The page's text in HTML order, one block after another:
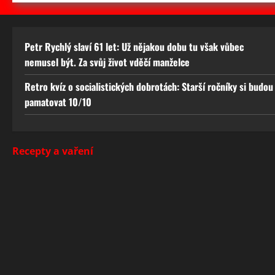
Petr Rychlý slaví 61 let: Už nějakou dobu tu však vůbec
nemusel být. Za svůj život vděčí manželce
Retro kvíz o socialistických dobrotách: Starší ročníky si budou
pamatovat 10/10
Recepty a vaření